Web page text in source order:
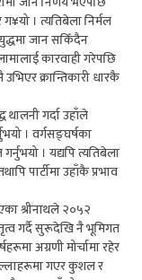
। त्यतिबेला निर्मल
जान सकिँदैन
कारवाही गरेपछि
उभिएर क्रान्तिकारी धारकै
गर्दा उहाँले
। वर्गसङ्घर्षका
। यद्यपि त्यतिबेला
पार्टीमा उहाँकै प्रभाव
श्रीनाथले २०५२
गर्दै सुरूदेखि नै भूमिगत
अग्रणी मोर्चामा रहेर
गएर कुशल र